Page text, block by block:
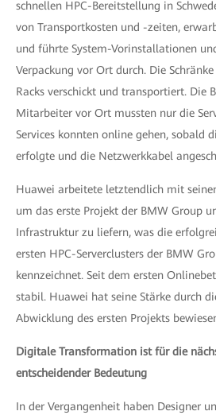
schnellen HPC-Bereitstellung in
von Transportkosten und -zeiten,
und führte System-Vorinstallationen
Verpackung vor Ort durch. Die
Racks verschickt und transportiert. Die
Mitarbeiter vor Ort mussten nur die
Services konnten online gehen, sobald
erfolgte und die Netzwerkkabel
Huawei arbeitete letztendlich mit
um das erste Projekt der BMW Group
Infrastruktur zu liefern, was die
ersten HPC-Serverclusters der BMW
kennzeichnet. Seit dem ersten
stabil. Huawei hat seine Stärke durch
Abwicklung des ersten Projekts
Digitale Transformation ist für die
entscheidender Bedeutung
In der Vergangenheit haben Designer